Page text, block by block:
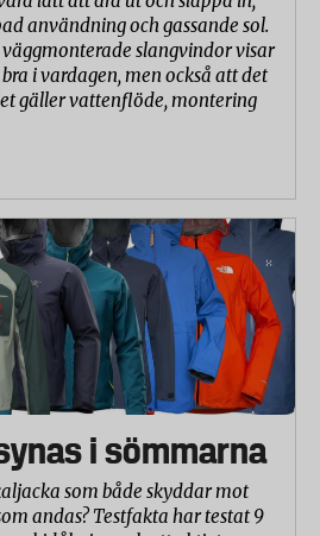
har betygsatts och
totalbetyg i samråd med
har gjorts på en skala
delmomenten har viktats
enligt följande:
30%, penetration 30%,
10%)
25% (elasticitet 50% och
användning och gassande sol.
slangvindor visar
i vardagen, men också att det
gäller vattenflöde, montering
i sömmarna
som både skyddar mot
andas? Testfakta har testat 9